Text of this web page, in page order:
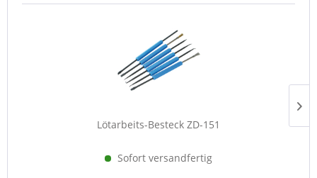
Lötarbeits-Besteck ZD-151
Sofort versandfertig